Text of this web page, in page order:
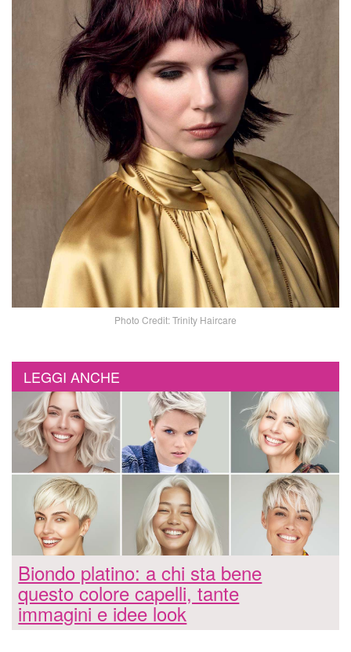
Photo Credit: Trinity Haircare
LEGGI ANCHE
Biondo platino: a chi sta bene
questo colore capelli, tante
immagini e idee look